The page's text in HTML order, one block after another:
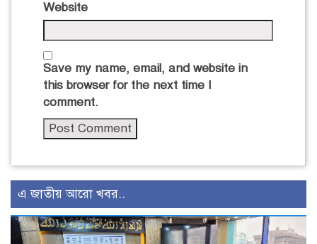
Website
Save my name, email, and website in
this browser for the next time I
comment.
এ জাতীয় আরো খবর..